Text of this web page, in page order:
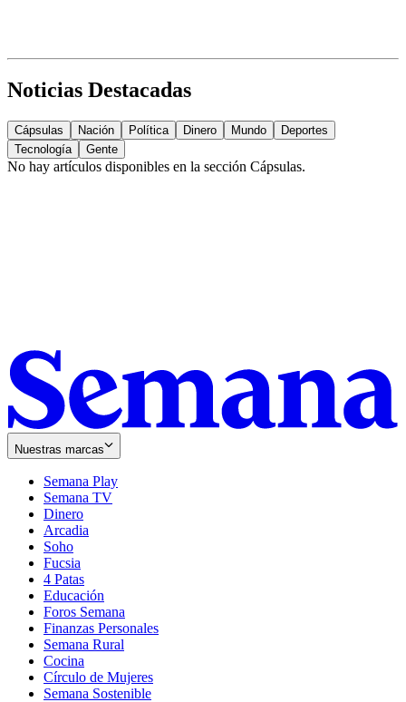
Noticias Destacadas
Cápsulas Nación Política Dinero Mundo
Deportes
Tecnología
Gente
No hay artículos disponibles en la sección Cápsulas.
Nuestras marcas
Semana Play
Semana TV
Dinero
Arcadia
Soho
in
new
window
Fucsia
in
new
window
4 Patas
Educación
Foros Semana
Finanzas Personales
Semana Rural
Cocina
Círculo de Mujeres
Semana Sostenible